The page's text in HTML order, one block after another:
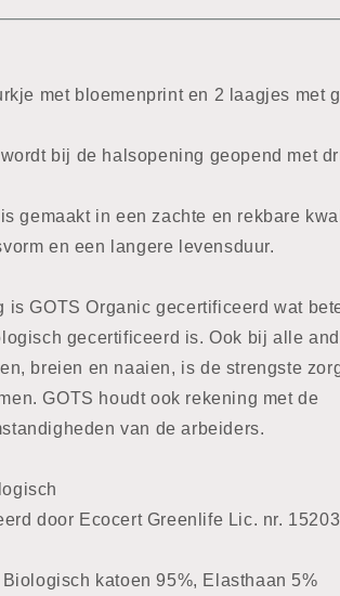
met bloemenprint en 2 laagjes met
bij de halsopening geopend met
gemaakt in een zachte en rekbare
en een langere levensduur.
is GOTS Organic gecertificeerd wat
gecertificeerd is. Ook bij alle
breien en naaien, is de strengste
GOTS houdt ook rekening met de
van de arbeiders.
door Ecocert Greenlife Lic. nr.
katoen 95%, Elasthaan 5%